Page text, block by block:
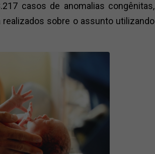
casos de anomalias congênitas,
sobre o assunto utilizando